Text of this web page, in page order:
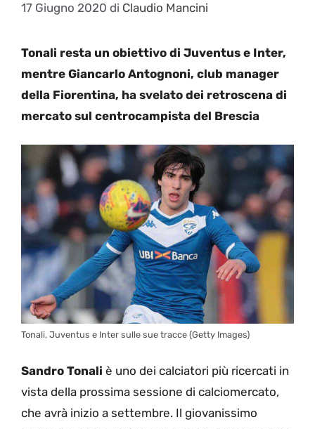
17 Giugno 2020 di Claudio Mancini
Tonali resta un obiettivo di Juventus e Inter,
mentre Giancarlo Antognoni, club manager
della Fiorentina, ha svelato dei retroscena di
mercato sul centrocampista del Brescia
Tonali, Juventus e Inter sulle sue tracce (Getty Images)
Sandro Tonali è uno dei calciatori più ricercati in
vista della prossima sessione di calciomercato,
che avrà inizio a settembre. Il giovanissimo